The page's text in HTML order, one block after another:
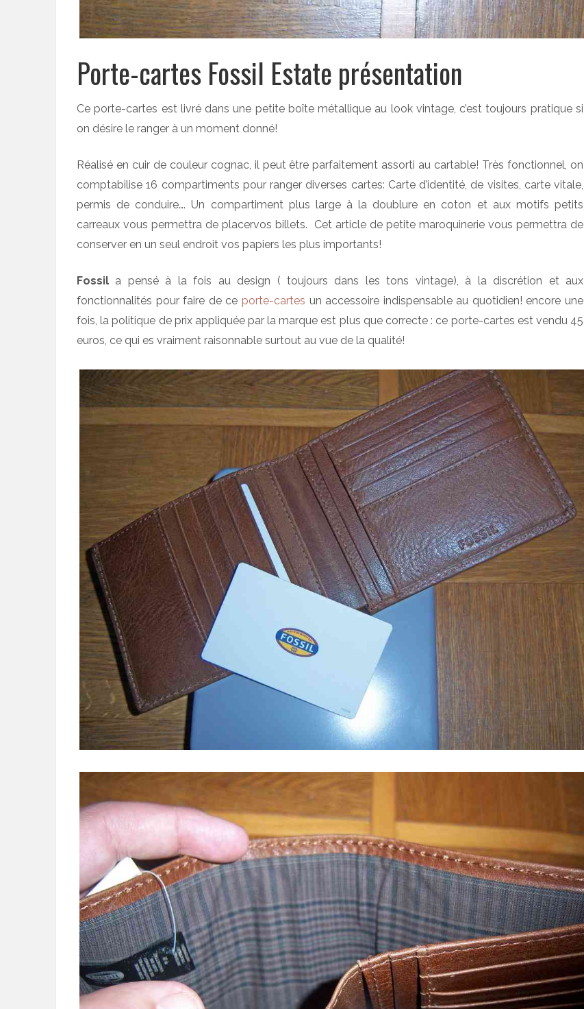
Porte-cartes Fossil Estate présentation
Ce porte-cartes est livré dans une petite boîte métallique au look vintage, c’est toujours pratique si
on désire le ranger à un moment donné!
Réalisé en cuir de couleur cognac, il peut être parfaitement assorti au cartable! Très fonctionnel, on
comptabilise 16 compartiments pour ranger diverses cartes: Carte d’identité, de visites, carte vitale,
permis de conduire…. Un compartiment plus large à la doublure en coton et aux motifs petits
carreaux vous permettra de placervos billets. Cet article de petite maroquinerie vous permettra de
conserver en un seul endroit vos papiers les plus importants!
Fossil a pensé à la fois au design ( toujours dans les tons vintage), à la discrétion et aux
fonctionnalités pour faire de ce porte-cartes un accessoire indispensable au quotidien! encore une
fois, la politique de prix appliquée par la marque est plus que correcte : ce porte-cartes est vendu 45
euros, ce qui es vraiment raisonnable surtout au vue de la qualité!